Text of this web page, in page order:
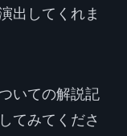
出してくれま
いての解説記
てみてくださ